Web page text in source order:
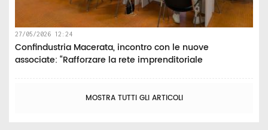
27/05/2026 12:24
Confindustria Macerata, incontro con le nuove
associate: “Rafforzare la rete imprenditoriale
MOSTRA TUTTI GLI ARTICOLI